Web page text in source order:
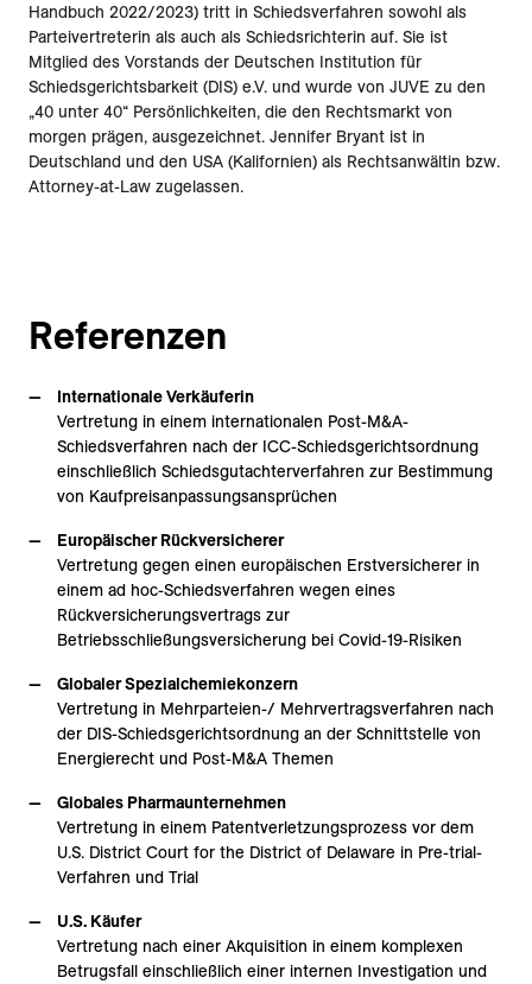
Handbuch 2022/2023) tritt in Schiedsverfahren sowohl als
Parteivertreterin als auch als Schiedsrichterin auf. Sie ist
Mitglied des Vorstands der Deutschen Institution für
Schiedsgerichtsbarkeit (DIS) e.V. und wurde von JUVE zu den
„40 unter 40“ Persönlichkeiten, die den Rechtsmarkt von
morgen prägen, ausgezeichnet. Jennifer Bryant ist in
Deutschland und den USA (Kalifornien) als Rechtsanwältin bzw.
Attorney-at-Law zugelassen.
Referenzen
Internationale Verkäuferin
Vertretung in einem internationalen Post-M&A-
Schiedsverfahren nach der ICC-Schiedsgerichtsordnung
einschließlich Schiedsgutachterverfahren zur Bestimmung
von Kaufpreisanpassungsansprüchen
Europäischer Rückversicherer
Vertretung gegen einen europäischen Erstversicherer in
einem ad hoc-Schiedsverfahren wegen eines
Rückversicherungsvertrags zur
Betriebsschließungsversicherung bei Covid-19-Risiken
Globaler Spezialchemiekonzern
Vertretung in Mehrparteien-/ Mehrvertragsverfahren nach
der DIS-Schiedsgerichtsordnung an der Schnittstelle von
Energierecht und Post-M&A Themen
Globales Pharmaunternehmen
Vertretung in einem Patentverletzungsprozess vor dem
U.S. District Court for the District of Delaware in Pre-trial-
Verfahren und Trial
U.S. Käufer
Vertretung nach einer Akquisition in einem komplexen
Betrugsfall einschließlich einer internen Investigation und